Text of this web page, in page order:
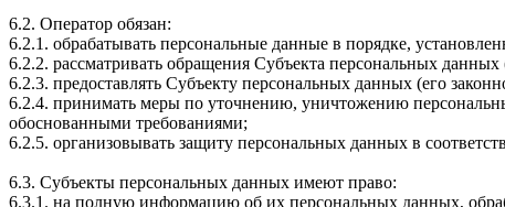
6.2. Оператор обязан:
6.2.1. обрабатывать персональные данные в порядке,
6.2.2. рассматривать обращения Субъекта персональных
6.2.3. предоставлять Субъекту персональных данных (его
6.2.4. принимать меры по уточнению, уничтожению
обоснованными требованиями;
6.2.5. организовывать защиту персональных данных в
6.3. Субъекты персональных данных имеют право:
6.3.1. на полную информацию об их персональных данных,